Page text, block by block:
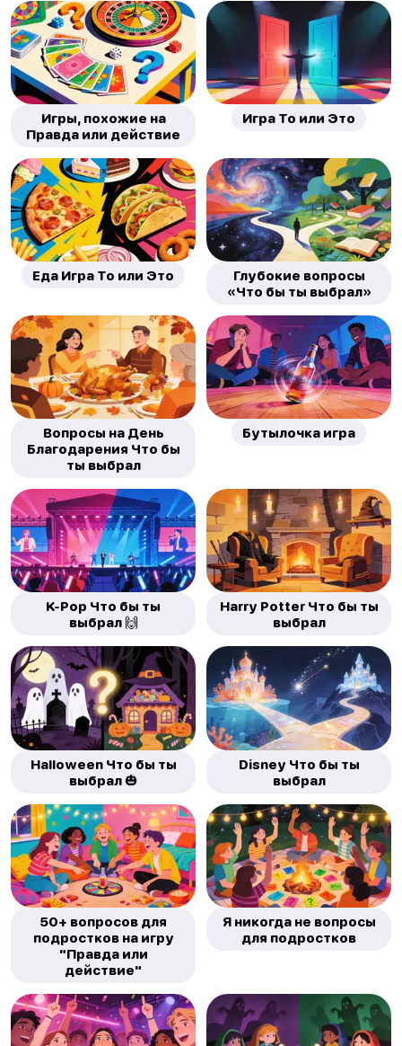
Игры, похожие на
Правда или действие
Игра То или Это
Еда Игра То или Это
Глубокие вопросы
«Что бы ты выбрал»
Вопросы на День
Благодарения Что бы
ты выбрал
Бутылочка игра
K-Pop Что бы ты
выбрал 🙌
Harry Potter Что бы ты
выбрал
Halloween Что бы ты
выбрал 🎃
Disney Что бы ты
выбрал
50+ вопросов для
подростков на игру
"Правда или
действие"
Я никогда не вопросы
для подростков